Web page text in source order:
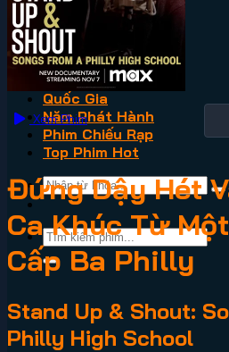
VN2
Phim Lẻ
Phim Bộ
Thể Loại
Quốc Gia
Năm Phát Hành
Phim Chiếu Rạp
Top Phim Hot
Xem Phim
Đứng Dậy Hét
Ca Khúc Từ
Cấp Ba Philly
Stand Up & Shout:
Philly High School